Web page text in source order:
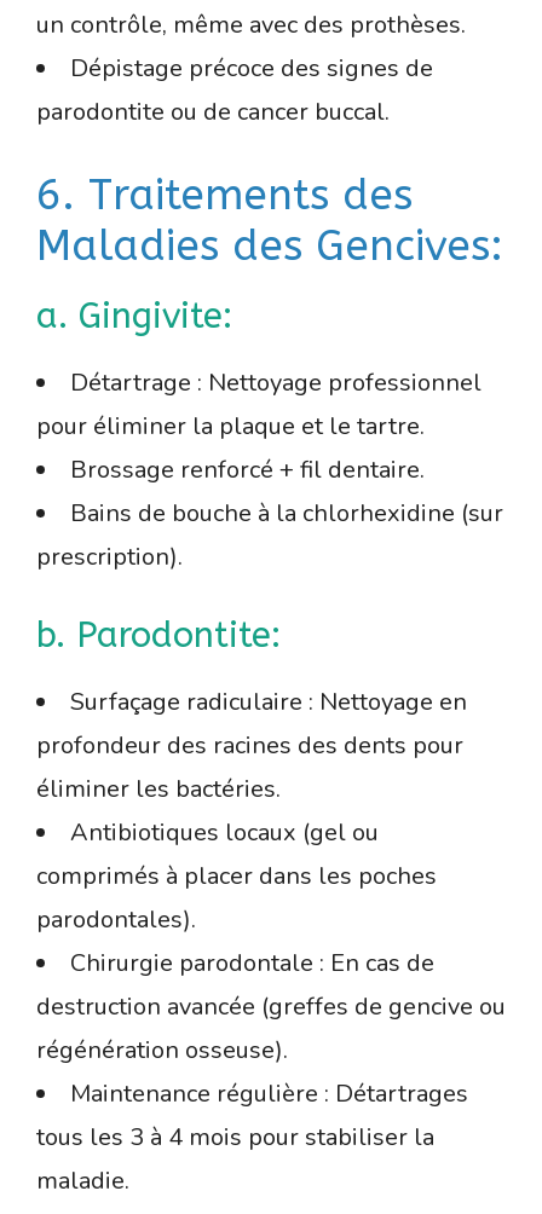
un contrôle, même avec des prothèses.
Dépistage précoce des signes de
parodontite ou de cancer buccal.
6. Traitements des
Maladies des Gencives:
a. Gingivite:
Détartrage : Nettoyage professionnel
pour éliminer la plaque et le tartre.
Brossage renforcé + fil dentaire.
Bains de bouche à la chlorhexidine (sur
prescription).
b. Parodontite:
Surfaçage radiculaire : Nettoyage en
profondeur des racines des dents pour
éliminer les bactéries.
Antibiotiques locaux (gel ou
comprimés à placer dans les poches
parodontales).
Chirurgie parodontale : En cas de
destruction avancée (greffes de gencive ou
régénération osseuse).
Maintenance régulière : Détartrages
tous les 3 à 4 mois pour stabiliser la
maladie.